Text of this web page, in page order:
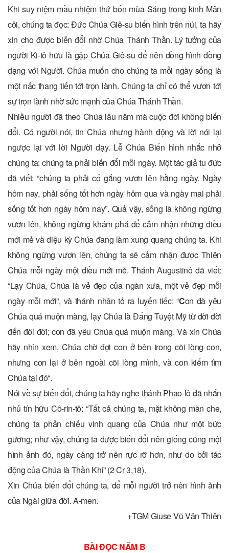
Khi suy niệm mầu nhiệm thứ bốn mùa Sáng trong kinh Mân
côi, chúng ta đọc: Đức Chúa Giê-su biến hình trên núi, ta hãy
xin cho được biến đổi nhờ Chúa Thánh Thần. Lý tưởng của
người Ki-tô hữu là gặp Chúa Giê-su để nên đồng hình đồng
dạng với Người. Chúa muốn cho chúng ta mỗi ngày sống là
một nấc thang tiến tới trọn lành. Chúng ta chỉ có thể vươn tới
sự trọn lành nhờ sức mạnh của Chúa Thánh Thần.
Nhiều người đã theo Chúa lâu năm mà cuộc đời không biến
đổi. Có người nói, tin Chúa nhưng hành động và lời nói lại
ngược lại với lời Người dạy. Lễ Chúa Biến hình nhắc nhở
chúng ta: chúng ta phải biến đổi mỗi ngày. Một tác giả tu đức
đã viết: “chúng ta phải cố gắng vươn lên hằng ngày. Ngày
hôm nay, phải sống tốt hơn ngày hôm qua và ngày mai phải
sống tốt hơn ngày hôm nay”. Quả vậy, sống là không ngừng
vươn lên, không ngừng khám phá để cảm nhận những điều
mới mẻ và diệu kỳ Chúa đang làm xung quang chúng ta. Khi
không ngừng vươn lên, chúng ta sẽ cảm nhận được Thiên
Chúa mỗi ngày một điều mới mẻ. Thánh Augustinô đã viết:
“Lạy Chúa, Chúa là vẻ đẹp của ngàn xưa, một vẻ đẹp mỗi
ngày mỗi mới”, và thánh nhân tỏ ra luyến tiếc: “Con đã yêu
Chúa quá muộn màng, lạy Chúa là Đấng Tuyệt Mỹ từ đời đời
đến đời đời; con đã yêu Chúa quá muộn màng. Và xin Chúa
hãy nhìn xem, Chúa chờ đợi con ở bên trong cõi lòng con,
nhưng con lại ở bên ngoài cõi lòng mình, và con kiếm tìm
Chúa tại đó“.
Nói về sự biến đổi, chúng ta hãy nghe thánh Phao-lô đã nhắn
nhủ tín hữu Cô-rin-tô: “Tất cả chúng ta, mặt không màn che,
chúng ta phản chiếu vinh quang của Chúa như một bức
gương; như vậy, chúng ta được biến đổi nên giống cũng một
hình ảnh đó, ngày càng trở nên rực rỡ hơn, như do bởi tác
động của Chúa là Thần Khí” (2 Cr 3,18).
Xin Chúa biến đổi chúng ta, để mỗi người trở nên hình ảnh
của Ngài giữa đời. A-men.
+TGM Giuse Vũ Văn Thiên
BÀI ĐỌC NĂM B